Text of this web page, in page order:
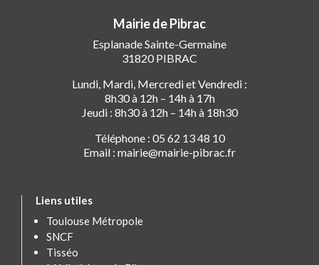
Mairie de Pibrac
Esplanade Sainte-Germaine
31820 PIBRAC
Lundi, Mardi, Mercredi et Vendredi :
8h30 à 12h – 14h à 17h
Jeudi : 8h30 à 12h – 14h à 18h30
Téléphone : 05 62 13 48 10
Email : mairie@mairie-pibrac.fr
Liens utiles
Toulouse Métropole
SNCF
Tisséo